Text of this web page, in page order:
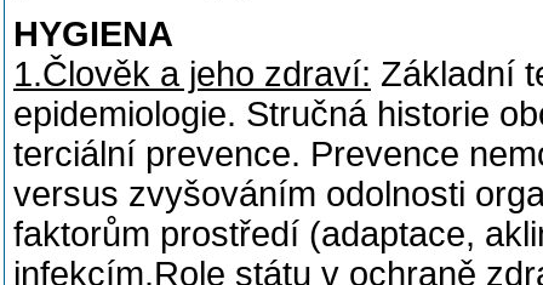
HYGIENA
1.Člověk a jeho zdraví: Základní
epidemiologie. Stručná historie
terciální prevence. Prevence
versus zvyšováním odolnosti
faktorům prostředí (adaptace,
infekcím.Role státu v ochraně